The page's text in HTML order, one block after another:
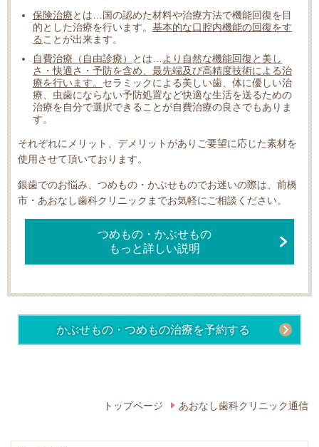
保険治療とは…国の認めた材料や治療方法で機能回復を目
的とした治療を行います。 基本的な口腔内機能の回復をす
ることが出来ます。
自費治療（自由診療）
とは…より自然な機能回復と美し
さ・快適さ・予防を含め、最先端及び高精度技術による治
療を行います。 セラミックによる美しい歯、体に優しい治
療、虫歯にならない予防処置など快適な生活を送るための
治療を自分で選択できることが自費治療の良さでもありま
す。
それぞれにメリット、デメリットがありご要望に応じた素材を
使用させて頂いております。
銀歯でのお悩み、つめもの・かぶせものでお迷いの際は、前橋
市・あおなし歯科クリニックまでお気軽にご相談ください。
つめもの・かぶせもの
もっと詳しい説明
かぶせもの・つめもの治療を予約する
トップページ あおなし歯科クリニック通信